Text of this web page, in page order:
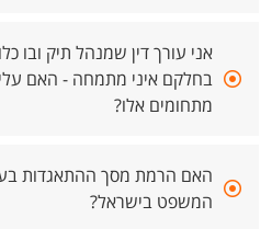
אני עורך דין שמנהל תיק ובו
בחלקם איני מתמחה - האם עלי
מתחומים אלו?
האם הרמת מסך ההתאגדות
המשפט בישראל?